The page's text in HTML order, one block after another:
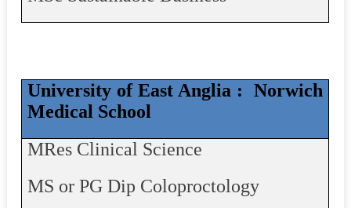
University of East Anglia :
Norwich
Medical School
MRes Clinical Science
MS or PG Dip Coloproctology